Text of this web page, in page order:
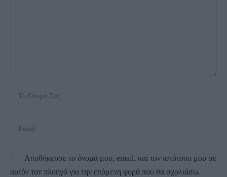
Αποθήκευσε το όνομά μου, email, και τον ιστότοπο μου σε
αυτόν τον πλοηγό για την επόμενη φορά που θα σχολιάσω.